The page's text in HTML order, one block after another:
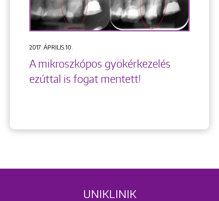
2017. ÁPRILIS 10.
A mikroszkópos gyökérkezelés
ezúttal is fogat mentett!
UNIKLINIK